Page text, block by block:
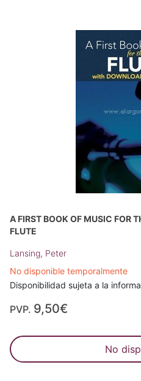
A FIRST BOOK OF MUSIC FOR
FLUTE
Lansing, Peter
No disponible temporalmente
Disponibilidad sujeta a la
PVP. 9,50€
No